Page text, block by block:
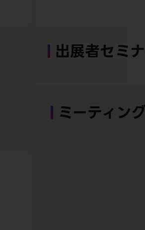
出展者セミ
ミーティン